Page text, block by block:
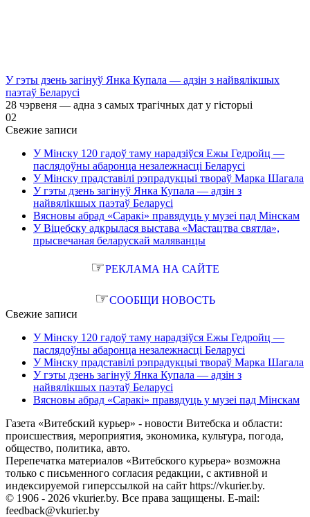
У гэты дзень загінуў Янка Купала — адзін з найвялікшых
паэтаў Беларусі
28 чэрвеня — адна з самых трагічных дат у гісторыі
02
Свежие записи
У Мінску 120 гадоў таму нарадзіўся Ежы Гедройц —
паслядоўны абаронца незалежнасці Беларусі
У Мінску прадставілі рэпрадукцыі твораў Марка Шагала
У гэты дзень загінуў Янка Купала — адзін з
найвялікшых паэтаў Беларусі
Вясновы абрад «Саракі» правядуць у музеі пад Мінскам
У Віцебску адкрылася выстава «Мастацтва святла»,
прысвечаная беларускай маляванцы
☞РЕКЛАМА НА САЙТЕ
☞СООБЩИ НОВОСТЬ
Свежие записи
У Мінску 120 гадоў таму нарадзіўся Ежы Гедройц —
паслядоўны абаронца незалежнасці Беларусі
У Мінску прадставілі рэпрадукцыі твораў Марка Шагала
У гэты дзень загінуў Янка Купала — адзін з
найвялікшых паэтаў Беларусі
Вясновы абрад «Саракі» правядуць у музеі пад Мінскам
Газета «Витебский курьер» - новости Витебска и области:
происшествия, мероприятия, экономика, культура, погода,
общество, политика, авто.
Перепечатка материалов «Витебского курьера» возможна
только с письменного согласия редакции, с активной и
индексируемой гиперссылкой на сайт https://vkurier.by.
© 1906 - 2026 vkurier.by. Все права защищены. E-mail:
feedback@vkurier.by